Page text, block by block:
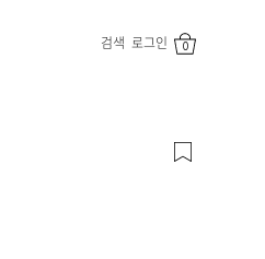
검색 로그인 0